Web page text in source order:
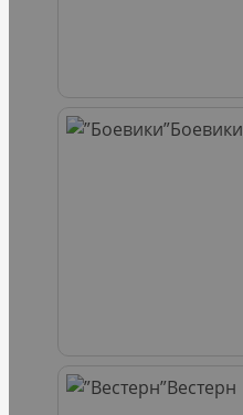
Боевики
Вестерн